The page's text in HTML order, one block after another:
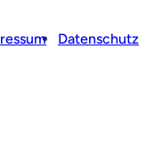
Datenschutz